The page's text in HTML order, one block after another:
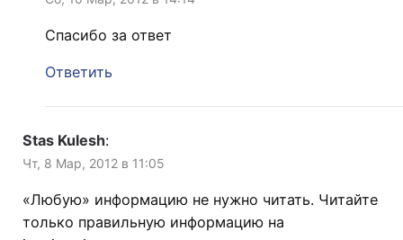
Спасибо за ответ
Ответить
Stas Kulesh:
Чт, 8 Мар, 2012 в 11:05
«Любую» информацию не нужно читать. Читайте
только правильную информацию на